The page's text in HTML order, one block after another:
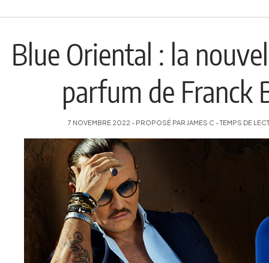
Blue Oriental : la
parfum de Franck
7 NOVEMBRE 2022 - PROPOSÉ PAR JAMES C - TEMPS DE